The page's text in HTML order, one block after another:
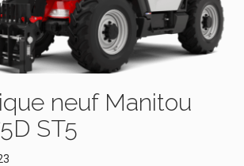
neuf Manitou
ST5